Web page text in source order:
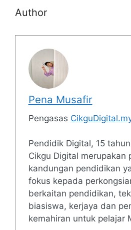
Author
Pena Musafir
Pengasas
Pendidik Digital, 15
Cikgu Digital merupakan
kandungan pendidikan
fokus kepada
berkaitan pendidikan,
biasiswa, kerjaya dan
kemahiran untuk pelajar